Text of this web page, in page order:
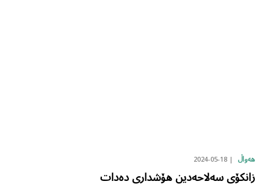
هەواڵ 2024-05-18
زانکۆی سەلاحەدین هۆشداری دەدات